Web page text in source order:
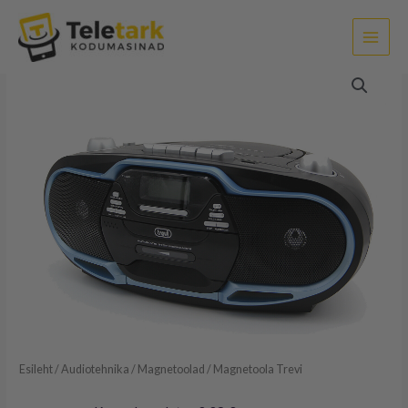
content
Esileht / Audiotehnika / Magnetoolad / Magnetoola Trevi
Magnetoola